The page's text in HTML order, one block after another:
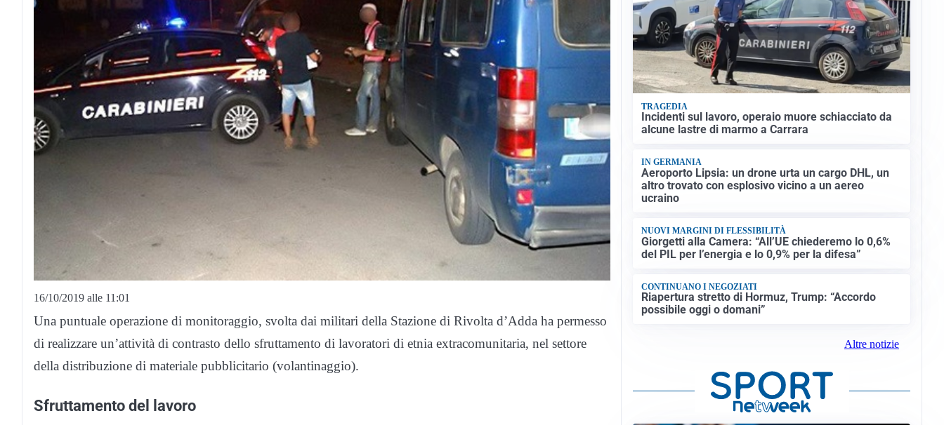
16/10/2019 alle 11:01
Una puntuale operazione di monitoraggio, svolta dai militari della Stazione di Rivolta d’Adda ha permesso
di realizzare un’attività di contrasto dello sfruttamento di lavoratori di etnia extracomunitaria, nel settore
della distribuzione di materiale pubblicitario (volantinaggio).
Sfruttamento del lavoro
TRAGEDIA
Incidenti sul lavoro, operaio muore schiacciato da
alcune lastre di marmo a Carrara
IN GERMANIA
Aeroporto Lipsia: un drone urta un cargo DHL, un
altro trovato con esplosivo vicino a un aereo
ucraino
NUOVI MARGINI DI FLESSIBILITÀ
Giorgetti alla Camera: “All’UE chiederemo lo 0,6%
del PIL per l’energia e lo 0,9% per la difesa”
CONTINUANO I NEGOZIATI
Riapertura stretto di Hormuz, Trump: “Accordo
possibile oggi o domani”
Altre notizie